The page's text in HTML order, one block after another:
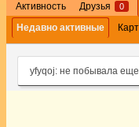
Активность Друзья 0
Недавно активные
yfyqoj: не побывала